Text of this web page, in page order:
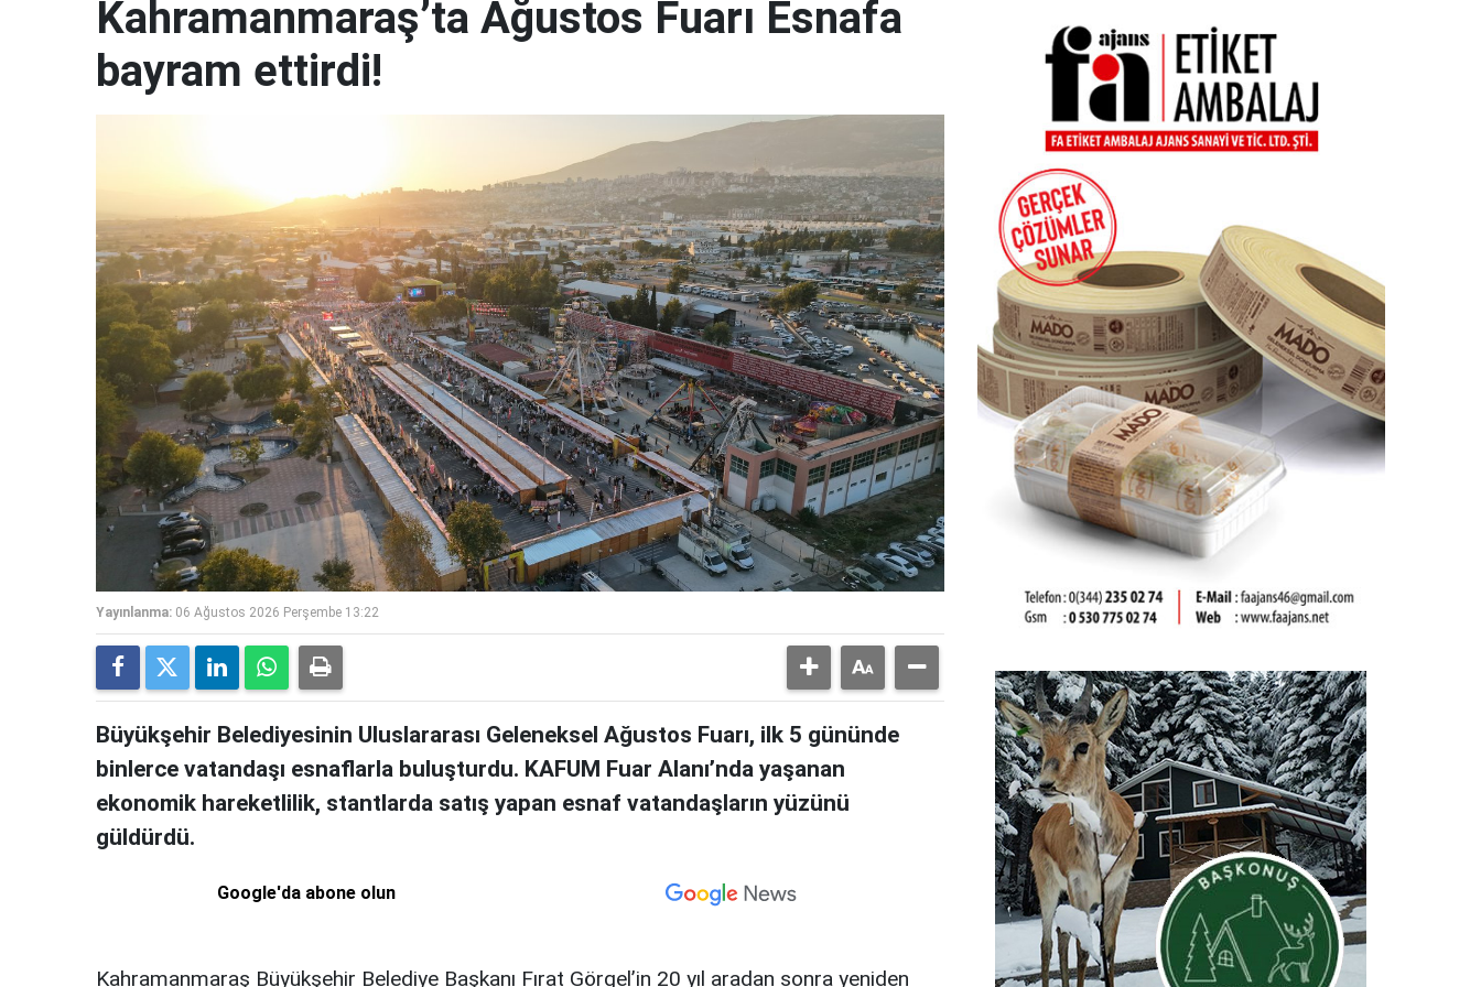
Kahramanmaraş’ta Ağustos Fuarı Esnafa
bayram ettirdi!
Yayınlanma: 06 Ağustos 2026 Perşembe 13:22
Büyükşehir Belediyesinin Uluslararası Geleneksel Ağustos Fuarı, ilk 5 gününde
binlerce vatandaşı esnaflarla buluşturdu. KAFUM Fuar Alanı’nda yaşanan
ekonomik hareketlilik, stantlarda satış yapan esnaf vatandaşların yüzünü
güldürdü.
Google'da abone olun
Kahramanmaraş Büyükşehir Belediye Başkanı Fırat Görgel’in 20 yıl aradan sonra yeniden